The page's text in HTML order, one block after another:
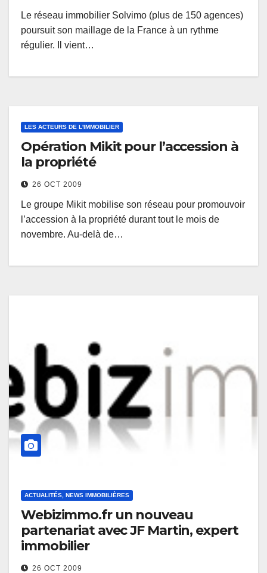
Le réseau immobilier Solvimo (plus de 150 agences)
poursuit son maillage de la France à un rythme
régulier. Il vient…
LES ACTEURS DE L'IMMOBILIER
Opération Mikit pour l’accession à
la propriété
26 OCT 2009
Le groupe Mikit mobilise son réseau pour promouvoir
l’accession à la propriété durant tout le mois de
novembre. Au-delà de…
ACTUALITÉS, NEWS IMMOBILIÈRES
Webizimmo.fr un nouveau
partenariat avec JF Martin, expert
immobilier
26 OCT 2009